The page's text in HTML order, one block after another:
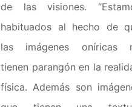
de las visiones.
habituados al hecho de
las imágenes oníricas
tienen parangón en la
física. Además son